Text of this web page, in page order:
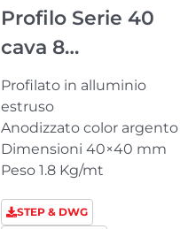
Profilo Serie 40
cava 8
PM84040123
Profilato in alluminio
estruso
Anodizzato color argento
Dimensioni 40×40 mm
Peso 1.8 Kg/mt
STEP & DWG